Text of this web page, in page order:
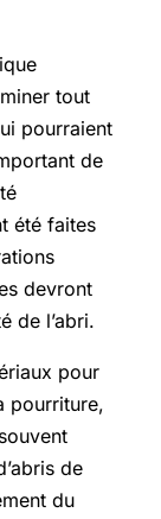
tout
pourraient
de
été faites
devront
de l’abri.
pour
pourriture,
de
du